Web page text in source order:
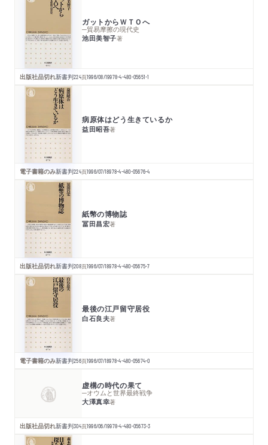
ガットからＷＴＯへ
─貿易摩擦の現代史
池田美智子著
出版社品切れ新書判224頁1996/08/19978-4-480-05651-1
病原体はどう生きているか
益田昭吾著
電子書籍のみ新書判224頁1996/07/18978-4-480-05676-4
紙幣の博物誌
冨田昌宏著
出版社品切れ新書判208頁1996/07/18978-4-480-05675-7
最後の江戸留守居役
白石良夫著
電子書籍のみ新書判256頁1996/07/18978-4-480-05674-0
虚構の時代の果て
─オウムと世界最終戦争
大澤真幸著
出版社品切れ新書判304頁1996/06/19978-4-480-05673-3